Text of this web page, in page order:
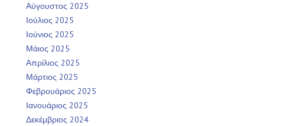
Αύγουστος 2025
Ιούλιος 2025
Ιούνιος 2025
Μάιος 2025
Απρίλιος 2025
Μάρτιος 2025
Φεβρουάριος 2025
Ιανουάριος 2025
Δεκέμβριος 2024